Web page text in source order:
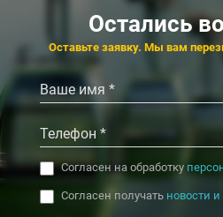
4.5Остались
Оставьте заявку. Мы вам
Согласен на обработку
Согласен получать новости